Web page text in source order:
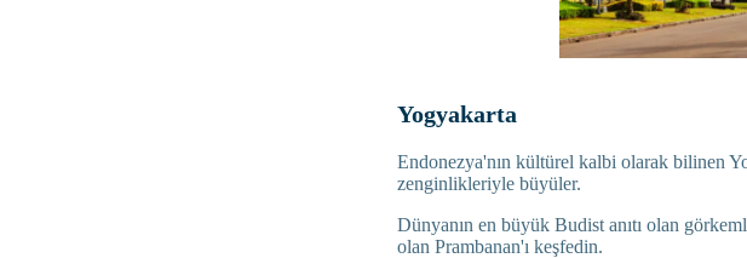
Yogyakarta
Endonezya'nın kültürel kalbi olarak bilinen
zenginlikleriyle büyüler.
Dünyanın en büyük Budist anıtı olan
olan Prambanan'ı keşfedin.